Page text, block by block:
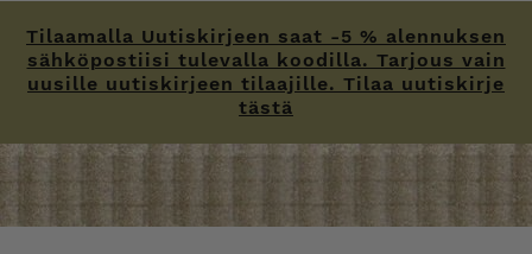
Tilaamalla Uutiskirjeen saat -5 % alennuksen
sähköpostiisi tulevalla koodilla. Tarjous vain
uusille uutiskirjeen tilaajille. Tilaa uutiskirje
tästä